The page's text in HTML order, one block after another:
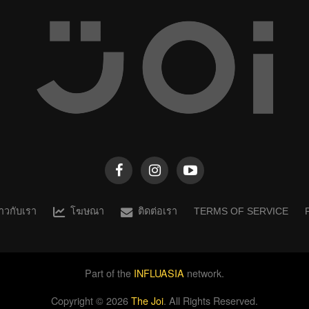
วกับเรา โฆษณา ติดต่อเรา TERMS OF SERVICE
Part of the INFLUASIA network.
Copyright ©2026The Joi. All Rights Reserved.